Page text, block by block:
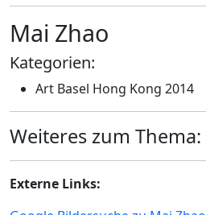
Mai Zhao
Kategorien:
Art Basel Hong Kong 2014
Weiteres zum Thema:
Externe Links: